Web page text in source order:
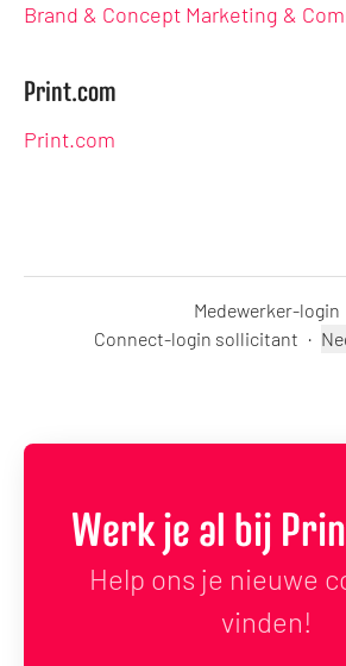
Brand & Concept Marketing &
Print.com
Print.com
Medewerker-login
Connect-login sollicitant ·
Werk je al bij
Help ons je nieuwe
vinden!